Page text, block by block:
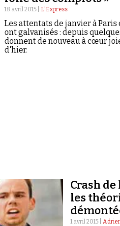
18 avril 2015 | L'Express
Les attentats de janvier à Paris
ont galvanisés : depuis
donnent de nouveau à cœur
d'hier.
Crash
les
1 avril 2015 |